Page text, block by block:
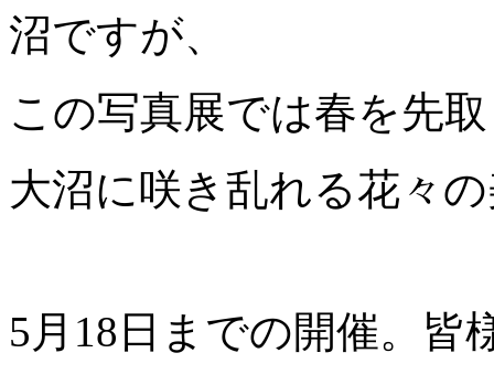
沼ですが、
この写真展では春を先
大沼に咲き乱れる花々
5月18日までの開催。皆